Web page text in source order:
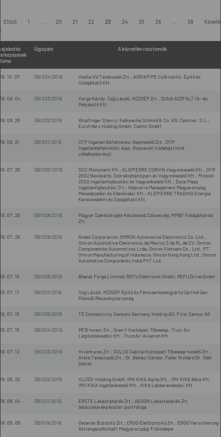
Előző 1 20 21 22 23 24 25 26 38
Ügyszám A közvetlen résztvevők
10. 07 ÖB/034/2019.
Veolia Víz Tanácsadó Zrt.; AGRIAPIPE Csőtisztító, Építő és
Szolgáltató Kft.
09. 04 ÖB/033/2019.
Varga Károly, Szíjj László, KÖZGÉP Zrt., DUNA ASZFALT Út- és
Mélyépítő Kft.
08. 26 ÖB/032/2019.
Wopfinger Stein u. Kalkwerke Schmid & Co. KG; Calcinor, S.L.;
Eurofillers Holding GmbH; Calmit GmbH
08. 21 ÖB/031/2019.
OTP Ingatlan Befektetési Alapkezelő Zrt.; OTP
Ingatlanbefektetési Alap; Roosevelt Irodaház (mint
vállalkozásrész)
07. 30 ÖB/030/2019.
GSZ-Monument Kft.; KLEPIERRE CORVIN Vagyonkezelő Kft.; GYR
2002 Bevásárló, Szórakoztatóipari és Vagyonkezelő Kft.; Miskolc
2002 Ingatlanfejlesztési és Vagyonkezelő Kft.; Duna Plaza
Ingatlanfejlesztési Zrt.; Klepierre Management Magyarország
Menedzselési és Ellenőrzési Kft.; KLEPIERRE TRADING Energia
Kereskedelmi és Szolgáltató Kft.
07. 29 ÖB/028/2019.
Magyar Szénhidrogén Készletező Szövetség; MMBF Földgáztároló
Zrt.
07. 29 ÖB/029/2019.
Nidec Corporation; OMRON Automotive Electronics Co. Ltd.;
Omron Automotive Electronics de Mexico S de RL de CV; Omron
Componentes Automotivos Ltda; Omron Vietnam Co., Ltd.; PT.
Omron Manufacturing of Indonesia; Omron Hong Kong Ltd.; Omron
Automotive Components India PVT Ltd.
07. 16 ÖB/026/2019. Bharat Forge Limited; REFU Elektronik GmbH; REFU Drive GmbH
07. 17 ÖB/027/2019.
Szíjj László; KÖZGÉP Építő és Fémszerkezetgyártó Zártkörűen
Működő Részvénytársaság
07. 16 ÖB/025/2019. TE Connectivity Sensors Germany Holding AG; First Sensor AG
07. 15 ÖB/024/2019.
MFB Invest Zrt.; Gran II Kockázati Tőkealap; Trust Air
Légiközlekedési Kft.; TrustAir Aviation Kft.
07. 12 ÖB/023/2019.
Hiventures Zrt.; SOLUS Capital Kockázati Tőkealap-kezelő Zrt.;
Arete Tanácsadó Zrt.; Dr. Békási Sándor; Faller Richárd Dr. Oláh
Dániel
06. 20 ÖB/022/2019.
XLCEE-Holding GmbH, IMV KIKA Alpha Kft., IMV KIKA Béta Kft.,
IMV KIKA Ingatlankezelő Kft., KIKA Lakberendezési Kft.
06. 04 ÖB/021/2019.
ERSTE Lakástakarék Zrt.; AEGON Lakástakarék Zrt.
lakástakarékpénztári portfóliója
05. 06 ÖB/019/2019.
Generali Biztosító Zrt.; ERGO Életbiztosító Zrt.; ERGO Versicherung
Aktiengesellschaft Magyarországi Fióktelepe